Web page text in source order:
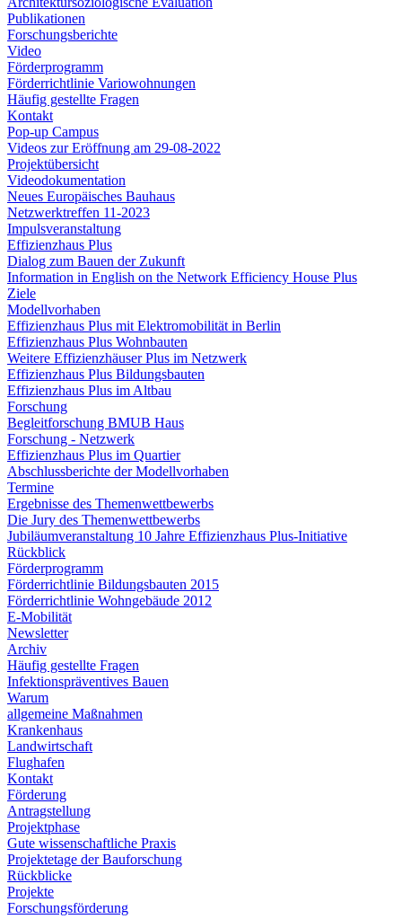
Publikationen
Forschungsberichte
Video
Förderprogramm
Förderrichtlinie Variowohnungen
Häufig gestellte Fragen
Kontakt
Pop-up Campus
Videos zur Eröffnung am 29-08-2022
Projektübersicht
Videodokumentation
Neues Europäisches Bauhaus
Netzwerktreffen 11-2023
Impulsveranstaltung
Effizienzhaus Plus
Dialog zum Bauen der Zukunft
Information in English on the Network Efficiency House Plus
Ziele
Modellvorhaben
Effizienzhaus Plus mit Elektromobilität in Berlin
Effizienzhaus Plus Wohnbauten
Weitere Effizienzhäuser Plus im Netzwerk
Effizienzhaus Plus Bildungsbauten
Effizienzhaus Plus im Altbau
Forschung
Begleitforschung BMUB Haus
Forschung - Netzwerk
Effizienzhaus Plus im Quartier
Abschlussberichte der Modellvorhaben
Termine
Ergebnisse des Themenwettbewerbs
Die Jury des Themenwettbewerbs
Jubiläumveranstaltung 10 Jahre Effizienzhaus Plus-Initiative
Rückblick
Förderprogramm
Förderrichtlinie Bildungsbauten 2015
Förderrichtlinie Wohngebäude 2012
E-Mobilität
Newsletter
Archiv
Häufig gestellte Fragen
Infektionspräventives Bauen
Warum
allgemeine Maßnahmen
Krankenhaus
Landwirtschaft
Flughafen
Kontakt
Förderung
Antragstellung
Projektphase
Gute wissenschaftliche Praxis
Projektetage der Bauforschung
Rückblicke
Projekte
Forschungsförderung